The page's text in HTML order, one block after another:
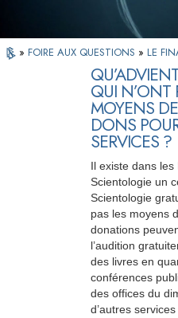
» FOIRE AUX QUESTIONS » LE
QUI N’ONT
MOYENS
DONS
SERVICES ?
Il existe dans les
Scientologie un
Scientologie
pas les moyens
donations
l’audition
des livres en
conférences
des offices du
d’autres